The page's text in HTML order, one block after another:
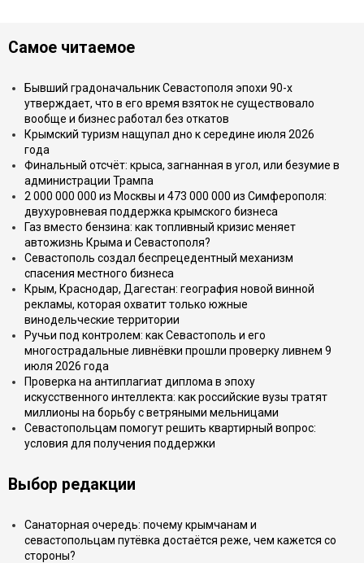
Самое читаемое
Бывший градоначальник Севастополя эпохи 90-х
утверждает, что в его время взяток не существовало
вообще и бизнес работал без откатов
Крымский туризм нащупал дно к середине июля 2026
года
Финальный отсчёт: крыса, загнанная в угол, или безумие в
администрации Трампа
2 000 000 000 из Москвы и 473 000 000 из Симферополя:
двухуровневая поддержка крымского бизнеса
Газ вместо бензина: как топливный кризис меняет
автожизнь Крыма и Севастополя?
Севастополь создал беспрецедентный механизм
спасения местного бизнеса
Крым, Краснодар, Дагестан: география новой винной
рекламы, которая охватит только южные
винодельческие территории
Ручьи под контролем: как Севастополь и его
многострадальные ливнёвки прошли проверку ливнем 9
июля 2026 года
Проверка на антиплагиат диплома в эпоху
искусственного интеллекта: как российские вузы тратят
миллионы на борьбу с ветряными мельницами
Севастопольцам помогут решить квартирный вопрос:
условия для получения поддержки
Выбор редакции
Санаторная очередь: почему крымчанам и
севастопольцам путёвка достаётся реже, чем кажется со
стороны?